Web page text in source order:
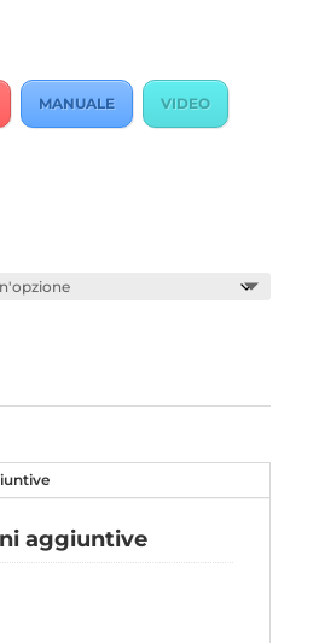
MANUALE VIDEO
aggiuntive